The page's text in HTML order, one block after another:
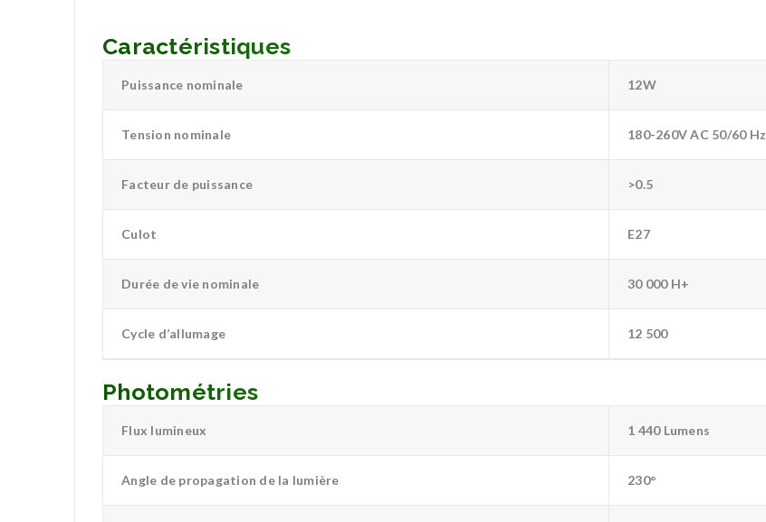
Caractéristiques
Puissance nominale 12W
Tension nominale 180-260V AC 50/60 Hz
Facteur de puissance >0.5
Culot E27
Durée de vie nominale 30 000 H+
Cycle d’allumage 12 500
Photométries
Flux lumineux 1 440 Lumens
Angle de propagation de la lumière 230°